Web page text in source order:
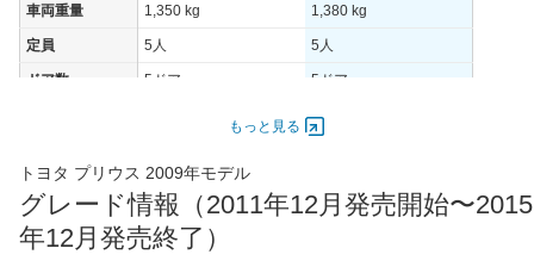
車両重量 1,350 kg 1,380 kg
定員 5人 5人
ドア数 5ドア 5ドア
-
エンジン
最高出力 73.00 [99]/ 5,200 73.00 [99]/ 5,200
最高トルク 142 [14.5]/ 4,000
もっと見る
トヨタ プリウス 2009年モデル
グレード情報（2011年12月発売開始〜2015
年12月発売終了）